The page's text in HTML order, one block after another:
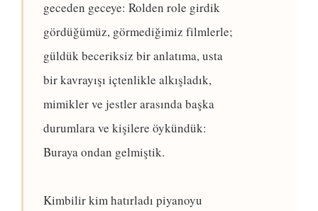
geceden geceye: Rolden role girdik
gördüğümüz, görmediğimiz filmlerle;
güldük beceriksiz bir anlatıma, usta
bir kavrayışı içtenlikle alkışladık,
mimikler ve jestler arasında başka
durumlara ve kişilere öykündük:
Buraya ondan gelmiştik.
Kimbilir kim hatırladı piyanoyu